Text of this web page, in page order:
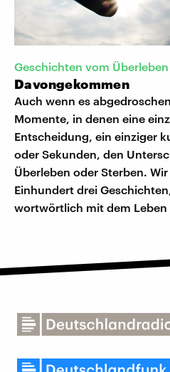
Geschichten vom Überleben
Davongekommen
Auch wenn es
Momente, in denen eine
Entscheidung, ein einziger
oder Sekunden, den
Überleben oder Sterben.
Einhundert drei
wortwörtlich mit dem